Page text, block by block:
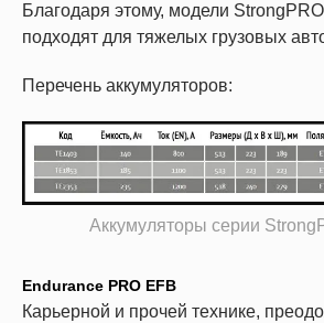
Благодаря этому, модели
подходят для тяжелых грузовых
Перечень аккумуляторов:
Аккумуляторы серии
Endurance PRO EFB
Карьерной и прочей технике,